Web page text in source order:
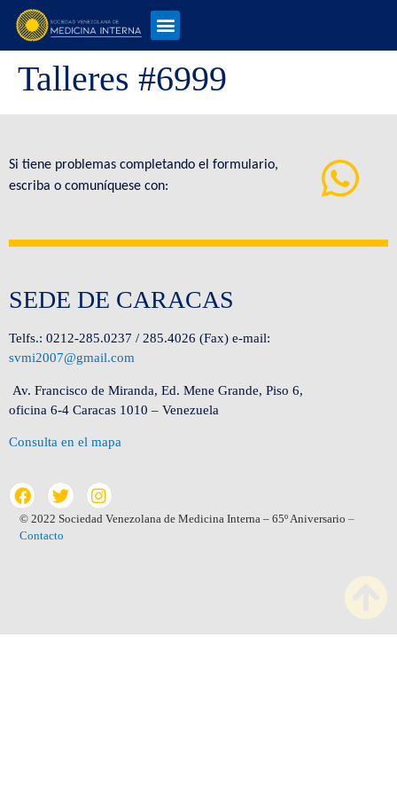
Talleres #6999
Si tiene problemas completando el formulario,
escriba o comuníquese con:
SEDE DE CARACAS
Telfs.: 0212-285.0237 / 285.4026 (Fax) e-mail:
svmi2007@gmail.com
Av. Francisco de Miranda, Ed. Mene Grande, Piso 6,
oficina 6-4 Caracas 1010 – Venezuela
Consulta en el mapa
© 2022 Sociedad Venezolana de Medicina Interna – 65º Aniversario –
Contacto